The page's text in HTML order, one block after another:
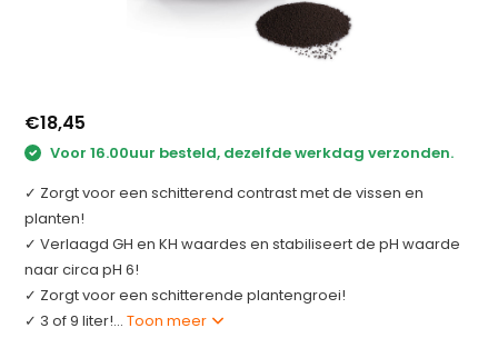
€18,45
Voor 16.00uur besteld, dezelfde werkdag verzonden.
✓ Zorgt voor een schitterend contrast met de vissen en
planten!
✓ Verlaagd GH en KH waardes en stabiliseert de pH waarde
naar circa pH 6!
✓ Zorgt voor een schitterende plantengroei!
✓ 3 of 9 liter!...Toon meer